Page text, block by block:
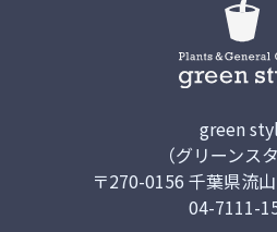
green
（グリーンス
〒270-0156 千葉県流
04-7111-